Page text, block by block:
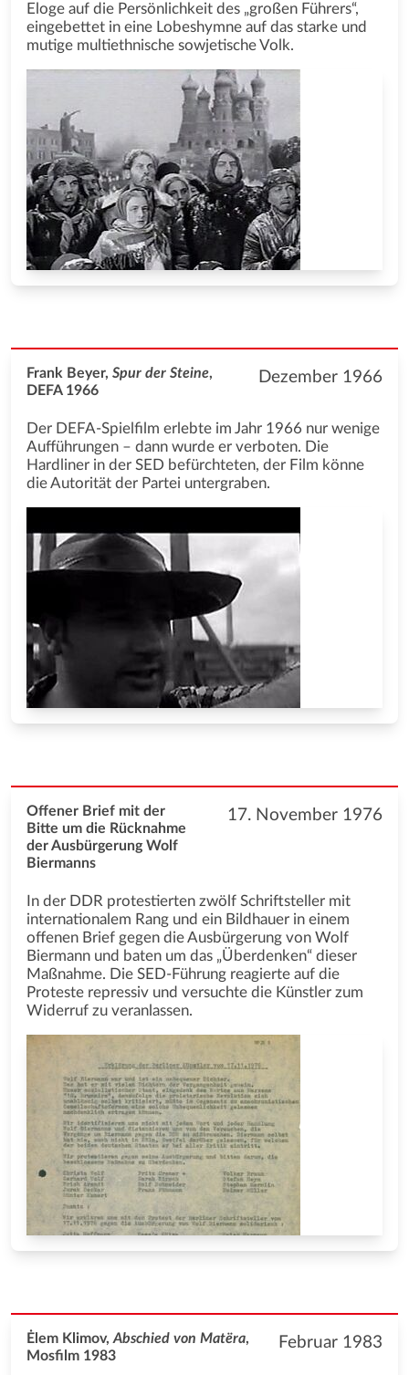
Eloge auf die Persönlichkeit des „großen Führers“,
eingebettet in eine Lobeshymne auf das starke und
mutige multiethnische sowjetische Volk.
Dezember 1966
Frank Beyer, Spur der Steine,
DEFA 1966
Der DEFA-Spielfilm erlebte im Jahr 1966 nur wenige
Aufführungen – dann wurde er verboten. Die
Hardliner in der SED befürchteten, der Film könne
die Autorität der Partei untergraben.
17. November 1976
Offener Brief mit der
Bitte um die Rücknahme
der Ausbürgerung Wolf
Biermanns
In der DDR protestierten zwölf Schriftsteller mit
internationalem Rang und ein Bildhauer in einem
offenen Brief gegen die Ausbürgerung von Wolf
Biermann und baten um das „Überdenken“ dieser
Maßnahme. Die SED-Führung reagierte auf die
Proteste repressiv und versuchte die Künstler zum
Widerruf zu veranlassen.
Februar 1983
Ėlem Klimov, Abschied von Matëra,
Mosfilm 1983